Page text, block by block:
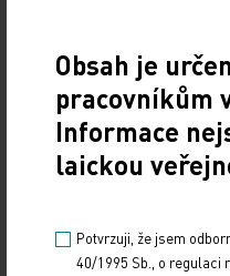
Sdílejte článek
Obsah je
pracovníkům
Informace
laickou
Potvrzuji, že jsem
40/1995 Sb., o regulaci